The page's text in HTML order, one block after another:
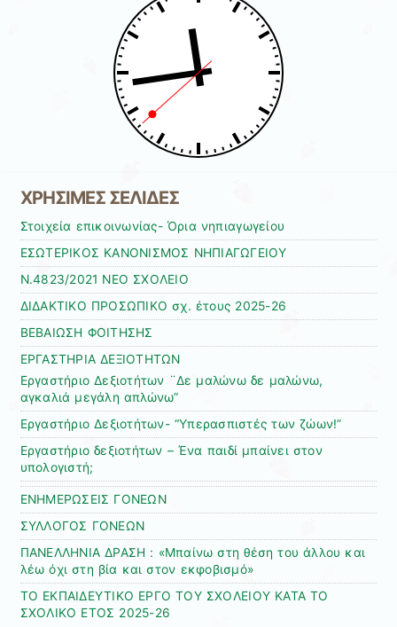
ΧΡΗΣΙΜΕΣ ΣΕΛΙΔΕΣ
Στοιχεία επικοινωνίας- Όρια νηπιαγωγείου
ΕΣΩΤΕΡΙΚΟΣ ΚΑΝΟΝΙΣΜΟΣ ΝΗΠΙΑΓΩΓΕΙΟΥ
Ν.4823/2021 ΝΕΟ ΣΧΟΛΕΙΟ
ΔΙΔΑΚΤΙΚΟ ΠΡΟΣΩΠΙΚΟ σχ. έτους 2025-26
ΒΕΒΑΙΩΣΗ ΦΟΙΤΗΣΗΣ
ΕΡΓΑΣΤΗΡΙΑ ΔΕΞΙΟΤΗΤΩΝ
Εργαστήριο Δεξιοτήτων ¨Δε μαλώνω δε μαλώνω,
αγκαλιά μεγάλη απλώνω”
Εργαστήριο Δεξιοτήτων- “Υπερασπιστές των ζώων!”
Εργαστήριο δεξιοτήτων – Ένα παιδί μπαίνει στον
υπολογιστή;
ΕΝΗΜΕΡΩΣΕΙΣ ΓΟΝΕΩΝ
ΣΥΛΛΟΓΟΣ ΓΟΝΕΩΝ
ΠΑΝΕΛΛΗΝΙΑ ΔΡΑΣΗ : «Μπαίνω στη θέση του άλλου και
λέω όχι στη βία και στον εκφοβισμό»
ΤΟ ΕΚΠΑΙΔΕΥΤΙΚΟ ΕΡΓΟ ΤΟΥ ΣΧΟΛΕΙΟΥ ΚΑΤΑ ΤΟ
ΣΧΟΛΙΚΟ ΕΤΟΣ 2025-26